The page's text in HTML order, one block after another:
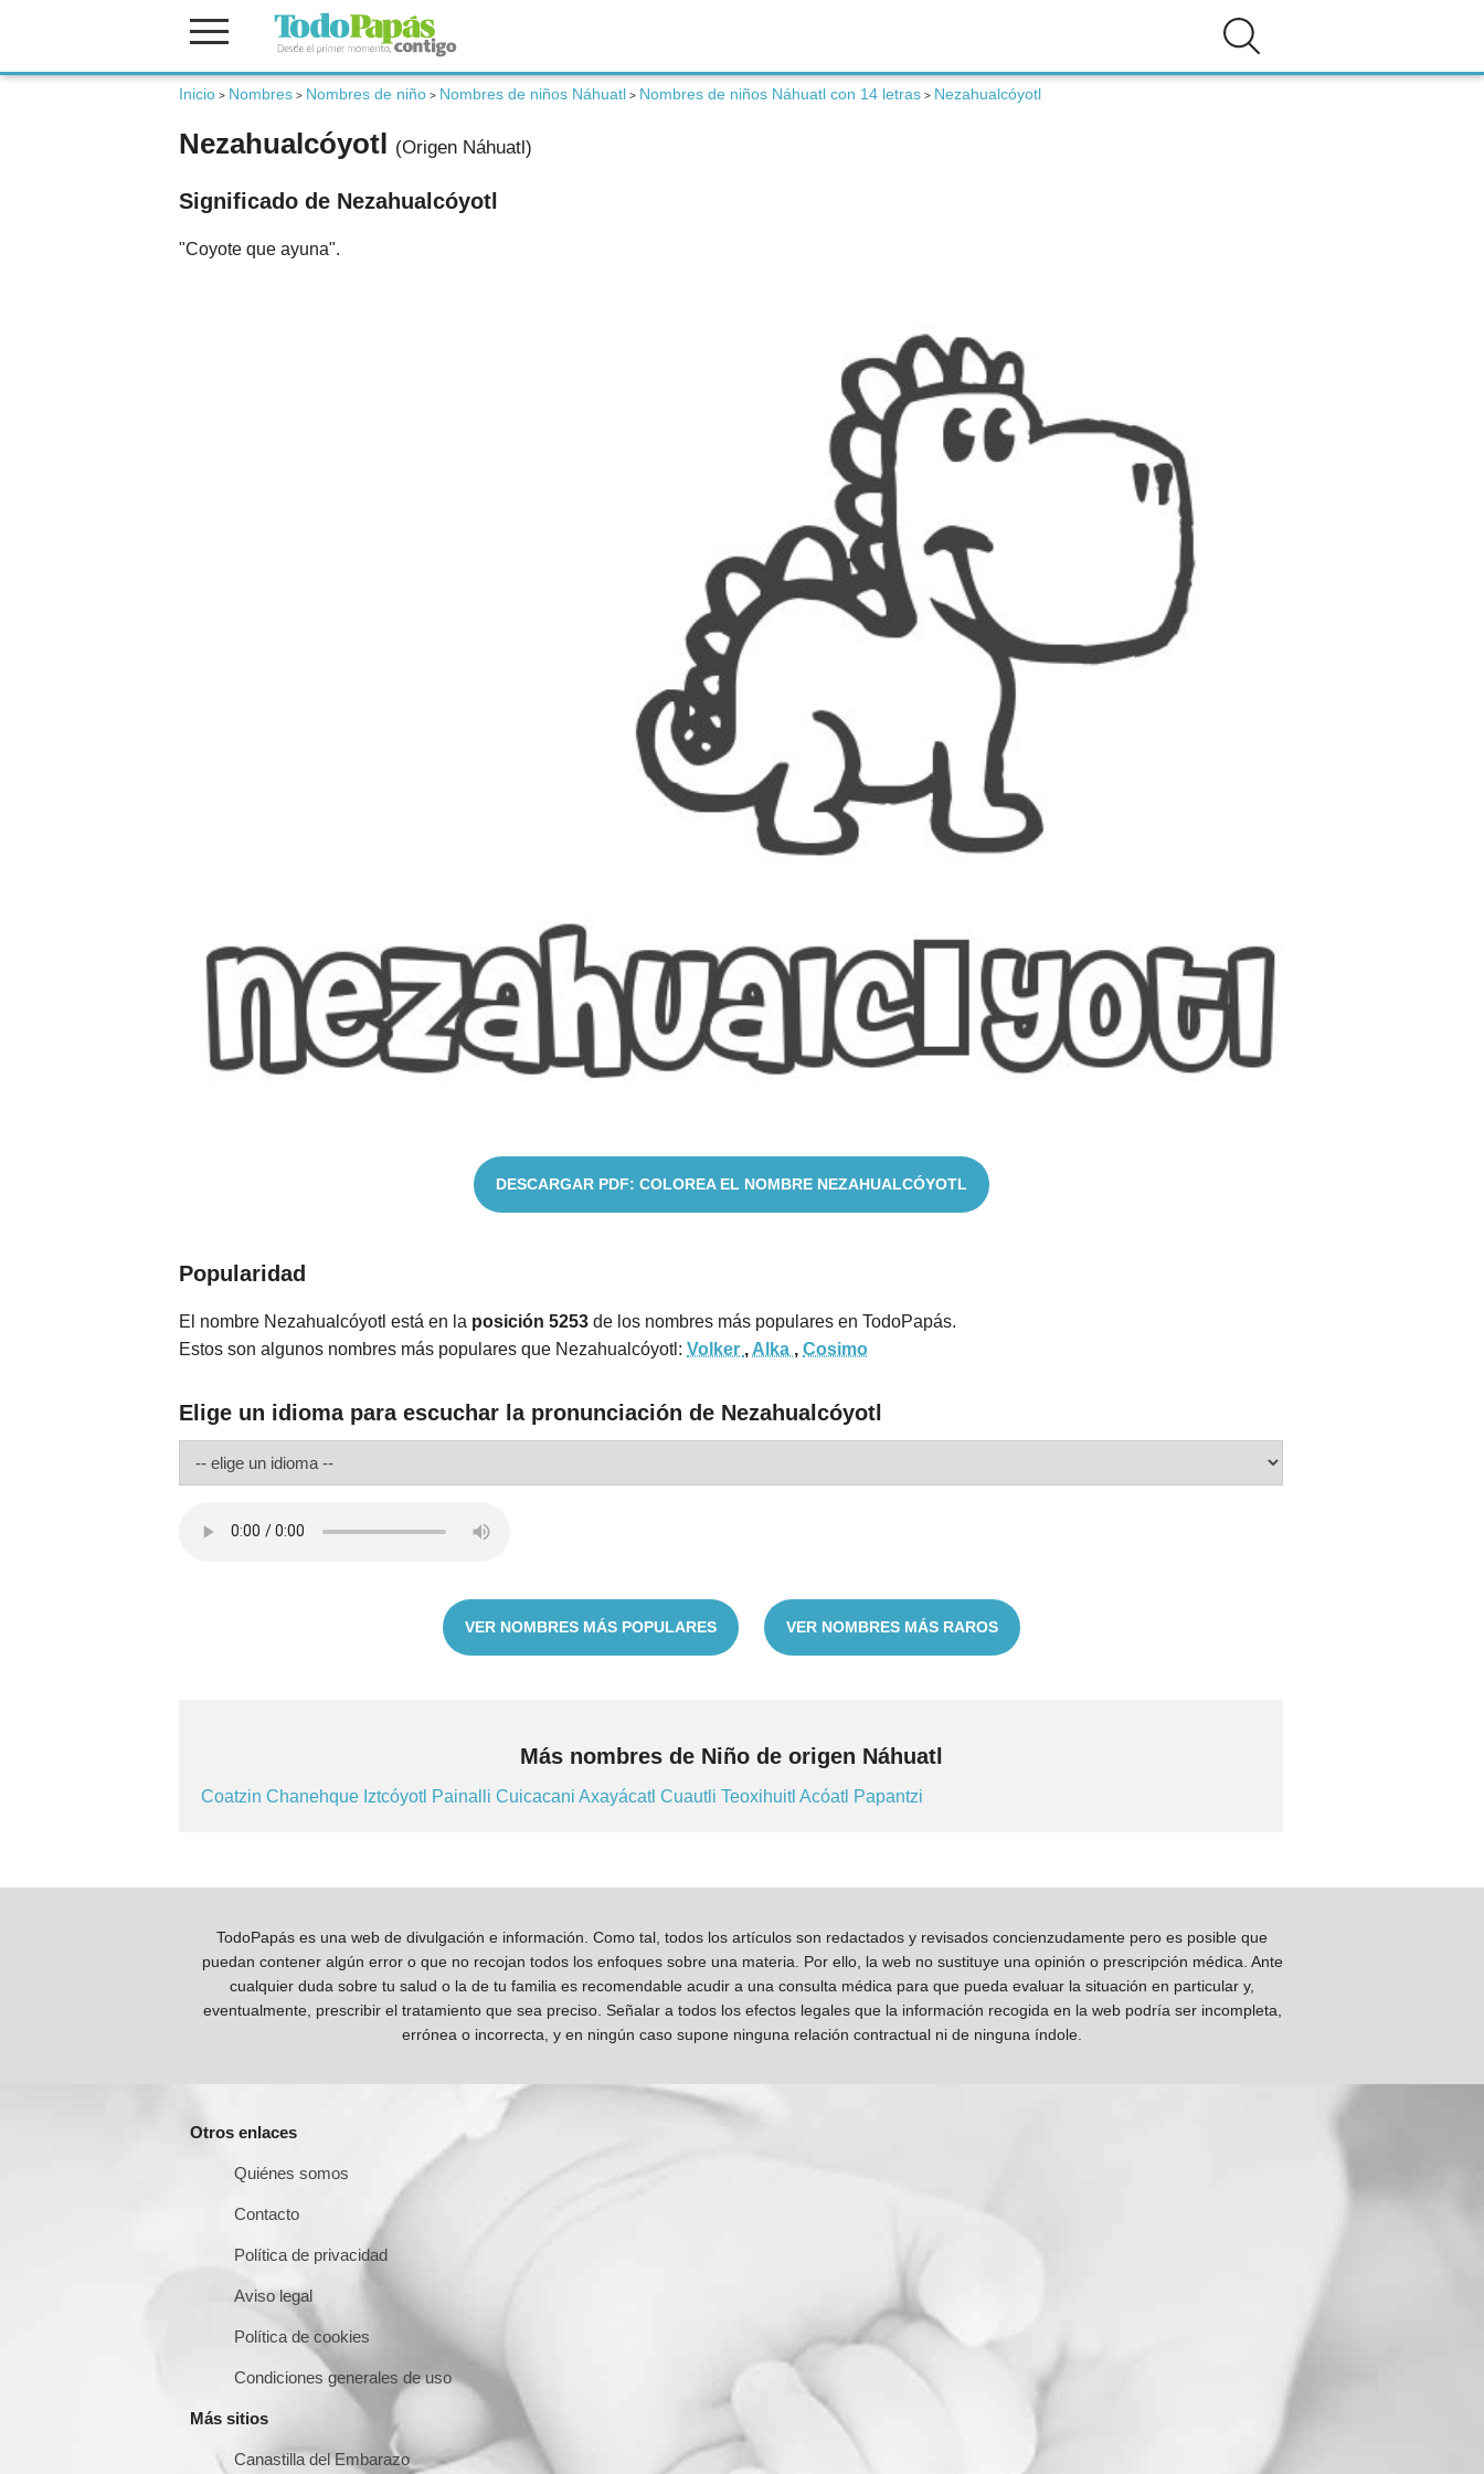
Inicio > Nombres > Nombres de niño > Nombres de niños Náhuatl > Nombres de niños Náhuatl con 14 letras > Nezahualcóyotl
Nezahualcóyotl (Origen Náhuatl)
Significado de Nezahualcóyotl
"Coyote que ayuna".
DESCARGAR PDF: COLOREA EL NOMBRE NEZAHUALCÓYOTL
Popularidad
El nombre Nezahualcóyotl está en la posición 5253 de los nombres más populares en TodoPapás.
Estos son algunos nombres más populares que Nezahualcóyotl: Volker , Alka , Cosimo
Elige un idioma para escuchar la pronunciación de Nezahualcóyotl
VER NOMBRES MÁS POPULARES VER NOMBRES MÁS RAROS
Más nombres de Niño de origen Náhuatl
Coatzin Chanehque Iztcóyotl Painalli Cuicacani Axayácatl Cuautli Teoxihuitl Acóatl Papantzi
TodoPapás es una web de divulgación e información. Como tal, todos los artículos son redactados y revisados concienzudamente pero es posible que
puedan contener algún error o que no recojan todos los enfoques sobre una materia. Por ello, la web no sustituye una opinión o prescripción médica. Ante
cualquier duda sobre tu salud o la de tu familia es recomendable acudir a una consulta médica para que pueda evaluar la situación en particular y,
eventualmente, prescribir el tratamiento que sea preciso. Señalar a todos los efectos legales que la información recogida en la web podría ser incompleta,
errónea o incorrecta, y en ningún caso supone ninguna relación contractual ni de ninguna índole.
Otros enlaces
Quiénes somos
Contacto
Política de privacidad
Aviso legal
Política de cookies
Condiciones generales de uso
Más sitios
Canastilla del Embarazo